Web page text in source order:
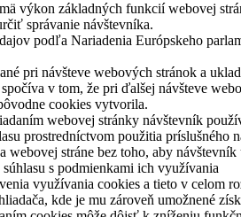
výkon základných funkcií webovej
správanie návštevníka.
podľa Nariadenia Európskeho
pri návšteve webových stránok a
v tom, že pri ďalšej návšteve
cookies vytvorila.
webovej stránky návštevník
prostredníctvom použitia príslušného
stráne bez toho, aby
s podmienkami ich využívania
využívania cookies a tieto v celom
kde je mu zároveň umožnené